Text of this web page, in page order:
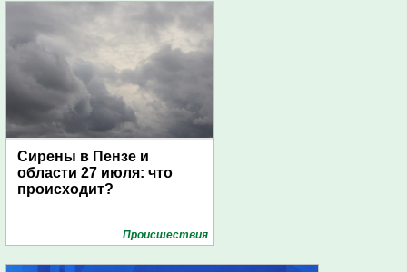
Сирены в Пензе и
области 27 июля: что
происходит?
Проиcшествия